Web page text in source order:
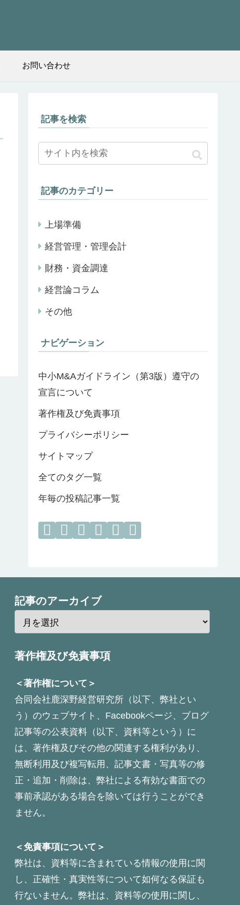
お問い合わせ
記事を検索
記事のカテゴリー
上場準備
経営管理・管理会計
財務・資金調達
経営論コラム
その他
ナビゲーション
中小M&Aガイドライン（第3版）遵守の
宣言について
著作権及び免責事項
プライバシーポリシー
サイトマップ
全てのタグ一覧
年毎の投稿記事一覧
記事のアーカイブ
著作権及び免責事項
＜著作権について＞
合同会社鹿深野経営研究所（以下、弊社とい
う）のウェブサイト、Facebookページ、ブログ
記事等の公表資料（以下、資料等という）に
は、著作権及びその他の関連する権利があり、
無断利用及び複写転用、記事文書・写真等の修
正・追加・削除は、弊社による有効な書面での
事前承認がある場合を除いては行うことができ
ません。
＜免責事項について＞
弊社は、資料等に含まれている情報の使用に関
し、正確性・真実性等について如何なる保証も
行ないません。弊社は、資料等の使用に関し、